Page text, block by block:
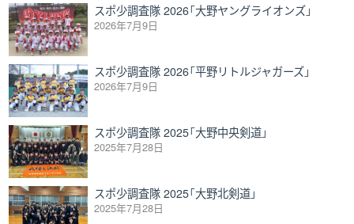
スポ少調査隊 2026「大野ヤングライオンズ」
2026年7月9日
スポ少調査隊 2026「平野リトルジャガーズ」
2026年7月9日
スポ少調査隊 2025「大野中央剣道」
2025年7月28日
スポ少調査隊 2025「大野北剣道」
2025年7月28日